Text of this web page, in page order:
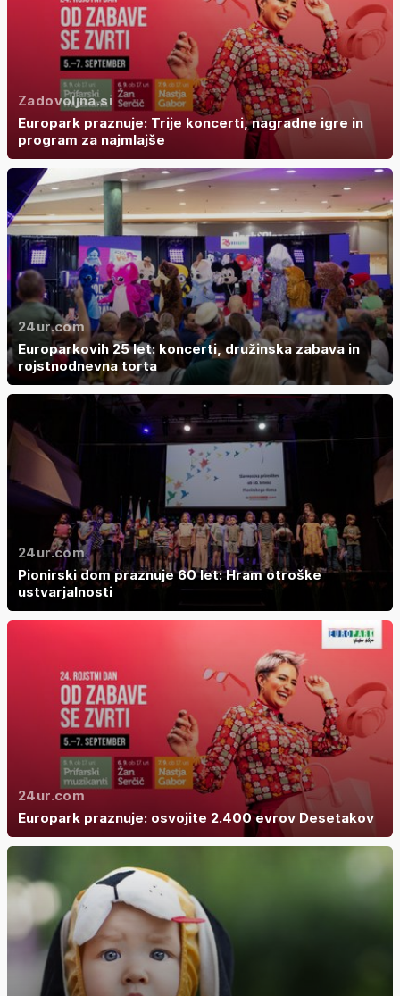
Zadovoljna.si
Europark praznuje: Trije koncerti, nagradne igre in
program za najmlajše
24ur.com
Europarkovih 25 let: koncerti, družinska zabava in
rojstnodnevna torta
24ur.com
Pionirski dom praznuje 60 let: Hram otroške
ustvarjalnosti
24ur.com
Europark praznuje: osvojite 2.400 evrov Desetakov